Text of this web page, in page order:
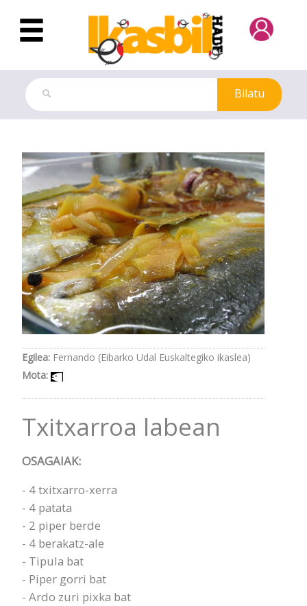
Eduki nagusira joan
Bilatu
Egilea: Fernando (Eibarko Udal Euskaltegiko ikaslea)
Mota:
Txitxarroa labean
OSAGAIAK:
- 4 txitxarro-xerra
- 4 patata
- 2 piper berde
- 4 berakatz-ale
- Tipula bat
- Piper gorri bat
- Ardo zuri pixka bat